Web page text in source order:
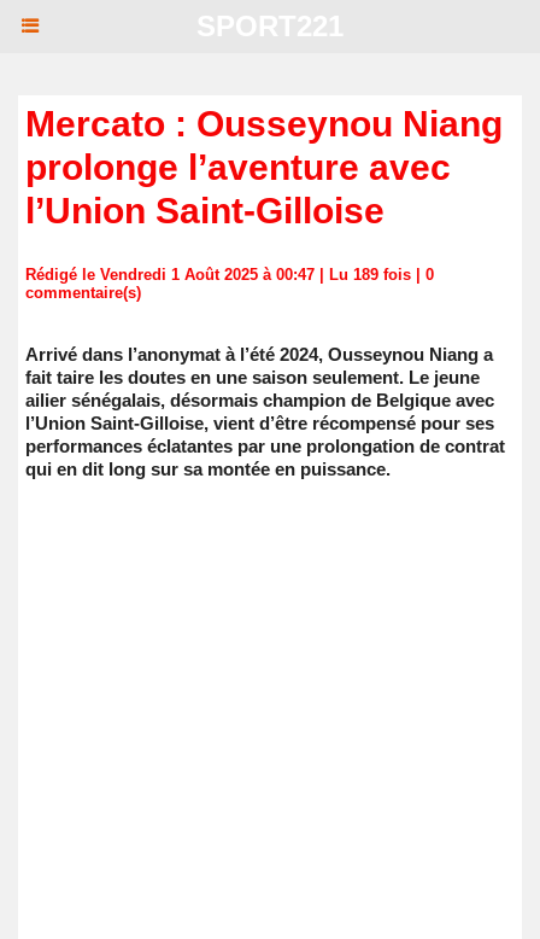
Mercato : Ousseynou Niang
prolonge l’aventure avec
l’Union Saint-Gilloise
Rédigé le Vendredi 1 Août 2025 à 00:47 | Lu 189 fois | 0
commentaire(s)
Arrivé dans l’anonymat à l’été 2024, Ousseynou Niang a
fait taire les doutes en une saison seulement. Le jeune
ailier sénégalais, désormais champion de Belgique avec
l’Union Saint-Gilloise, vient d’être récompensé pour ses
performances éclatantes par une prolongation de contrat
qui en dit long sur sa montée en puissance.